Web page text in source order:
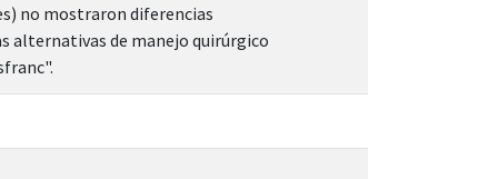
no mostraron diferencias
alternativas de manejo quirúrgico